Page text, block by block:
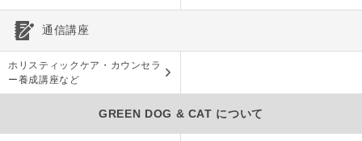
通信講座
ホリスティックケア・カウンセラ
ー養成講座など
GREEN DOG & CAT について